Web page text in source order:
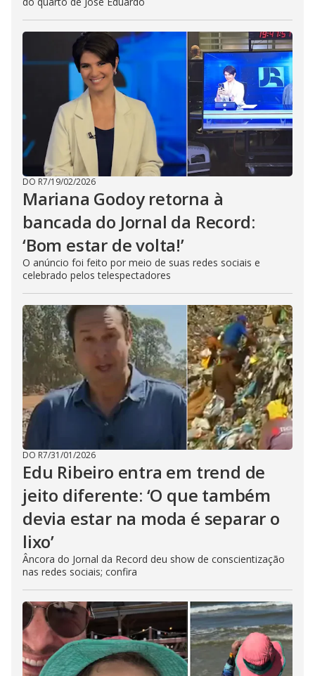
DO R7/19/02/2026
Mariana Godoy retorna à
bancada do Jornal da Record:
‘Bom estar de volta!’
O anúncio foi feito por meio de suas redes sociais e
celebrado pelos telespectadores
DO R7/31/01/2026
Edu Ribeiro entra em trend de
jeito diferente: ‘O que também
devia estar na moda é separar o
lixo’
Âncora do Jornal da Record deu show de conscientização
nas redes sociais; confira